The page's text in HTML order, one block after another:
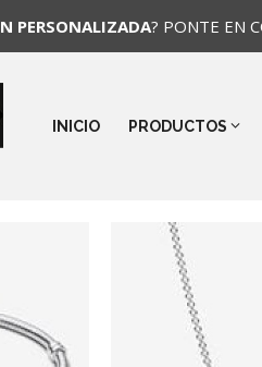
PERSONALIZADA? PONTE EN
INICIO PRODUCTOS